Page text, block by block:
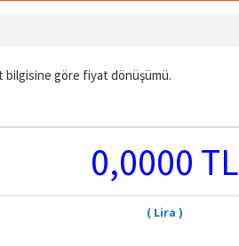
bilgisine göre fiyat dönüşümü.
0,0000 TL
( Lira )